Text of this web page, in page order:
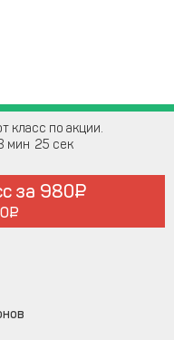
класс по акции.
24
за 980